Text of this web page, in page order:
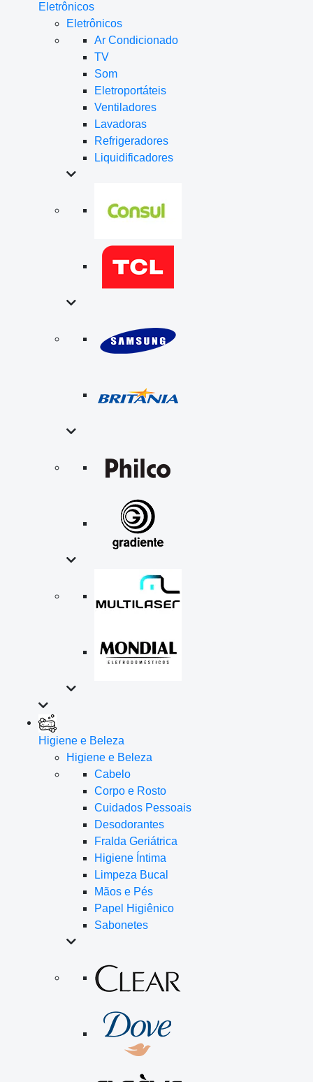
Eletrônicos
Eletrônicos
Ar Condicionado
TV
Som
Eletroportáteis
Ventiladores
Lavadoras
Refrigeradores
Liquidificadores
Higiene e Beleza
Higiene e Beleza
Cabelo
Corpo e Rosto
Cuidados Pessoais
Desodorantes
Fralda Geriátrica
Higiene Íntima
Limpeza Bucal
Mãos e Pés
Papel Higiênico
Sabonetes